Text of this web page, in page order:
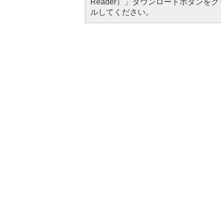
Reader）」ダウンロードボタンを
ルしてください。